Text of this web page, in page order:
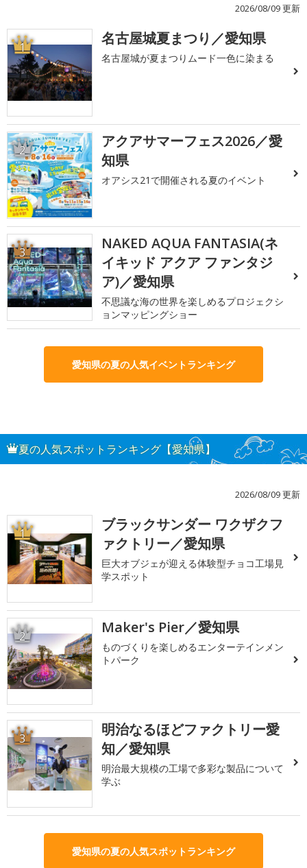
2026/08/09 更新
1 名古屋城夏まつり／愛知県
名古屋城が夏まつりムード一色に染まる
2
アクアサマーフェス2026／愛
知県
オアシス21で開催される夏のイベント
3
NAKED AQUA FANTASIA(ネ
イキッド アクア ファンタジ
ア)／愛知県
不思議な海の世界を楽しめるプロジェクシ
ョンマッピングショー
愛知県の夏の人気イベントランキング
夏の人気スポットランキング【愛知県】
2026/08/09 更新
1
ブラックサンダー ワクザクフ
ァクトリー／愛知県
巨大オブジェが迎える体験型チョコ工場見
学スポット
2 Maker's Pier／愛知県
ものづくりを楽しめるエンターテインメン
トパーク
3
明治なるほどファクトリー愛
知／愛知県
明治最大規模の工場で多彩な製品について
学ぶ
愛知県の夏の人気スポットランキング